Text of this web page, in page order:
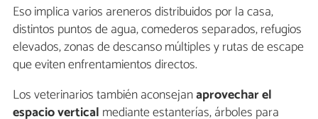
Eso implica varios areneros distribuidos por la casa,
distintos puntos de agua, comederos separados, refugios
elevados, zonas de descanso múltiples y rutas de escape
que eviten enfrentamientos directos.
Los veterinarios también aconsejanaprovechar el
espacio vertical mediante estanterías, árboles para